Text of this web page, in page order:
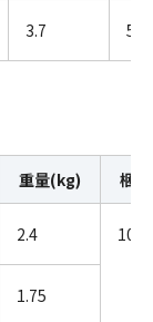
3.7 5
重量(kg) 梱
2.4 10
1.75